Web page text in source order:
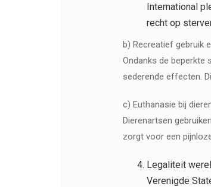
International
recht op
b) Recreatief gebruik
Ondanks de beperkte
sederende effecten.
c) Euthanasie bij
Dierenartsen
zorgt voor een
Legaliteit
Verenigde